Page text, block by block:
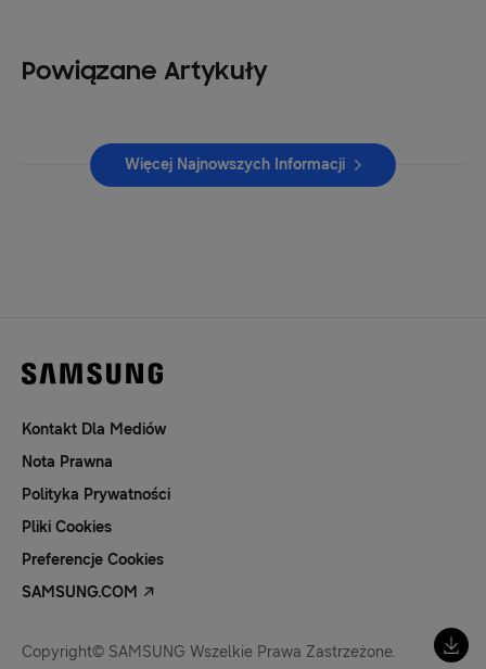
Powiązane Artykuły
Więcej Najnowszych Informacji
Kontakt Dla Mediów
Nota Prawna
Polityka Prywatności
Pliki Cookies
Preferencje Cookies
SAMSUNG.COM
Copyright© SAMSUNG Wszelkie Prawa Zastrzeżone.